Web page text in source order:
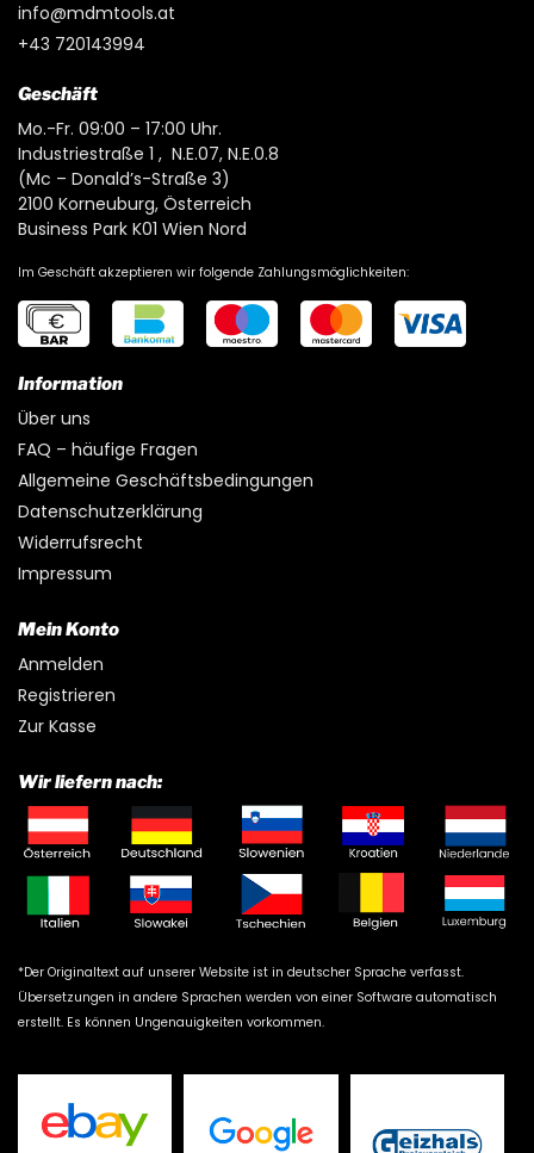
info@mdmtools.at
+43 720143994
Geschäft
Mo.-Fr. 09:00 – 17:00 Uhr.
Industriestraße 1 , N.E.07, N.E.0.8
(Mc – Donald’s-Straße 3)
2100 Korneuburg, Österreich
Business Park K01 Wien Nord
Im Geschäft akzeptieren wir folgende Zahlungsmöglichkeiten:
Information
Über uns
FAQ – häufige Fragen
Allgemeine Geschäftsbedingungen
Datenschutzerklärung
Widerrufsrecht
Impressum
Mein Konto
Anmelden
Registrieren
Zur Kasse
Wir liefern nach:
*Der Originaltext auf unserer Website ist in deutscher Sprache verfasst.
Übersetzungen in andere Sprachen werden von einer Software automatisch
erstellt. Es können Ungenauigkeiten vorkommen.